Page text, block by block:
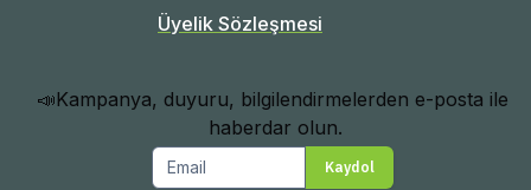
Üyelik Sözleşmesi
📣Kampanya, duyuru, bilgilendirmelerden e-posta ile
haberdar olun.
Email
Kaydol